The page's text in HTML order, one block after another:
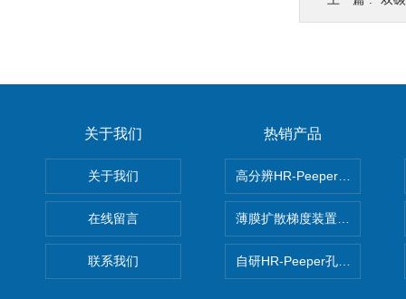
关于我们
关于我们
在线留言
联系我们
热销产品
高分辨HR-Peeper采样器孔隙
薄膜扩散梯度装置 Agl DGT
自研HR-Peeper孔隙水采样器